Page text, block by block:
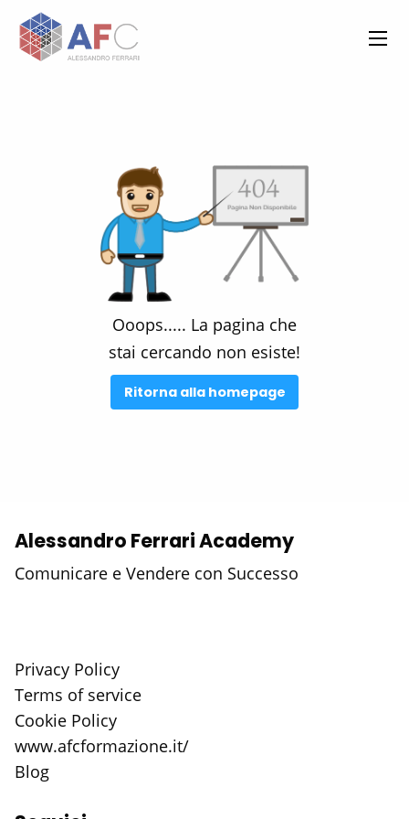
Ooops..... La pagina che
stai cercando non esiste!
Ritorna alla homepage
Alessandro Ferrari Academy
Comunicare e Vendere con Successo
Privacy Policy
Terms of service
Cookie Policy
www.afcformazione.it/
Blog